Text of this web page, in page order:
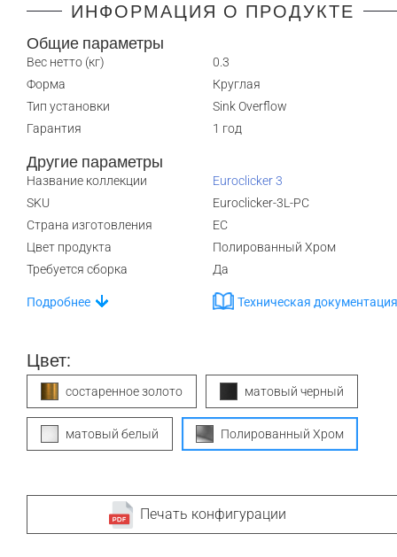
ИНФОРМАЦИЯ О ПРОДУКТЕ
Общие параметры
Вес нетто (кг)
0.3
Форма
Круглая
Тип установки
Sink Overflow
Гарантия
1 год
Другие параметры
Название коллекции
Euroclicker 3
SKU
Euroclicker-3L-PC
Страна изготовления
ЕС
Цвет продукта
Полированный Хром
Требуется сборка
Да
Подробнее Техническая документация
Цвет:
состаренное золото матовый черный
матовый белый Полированный Хром
Печать конфигурации